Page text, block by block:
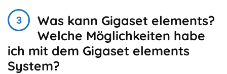
Was kann Gigaset elements?
Welche Möglichkeiten habe
ich mit dem Gigaset elements
System?